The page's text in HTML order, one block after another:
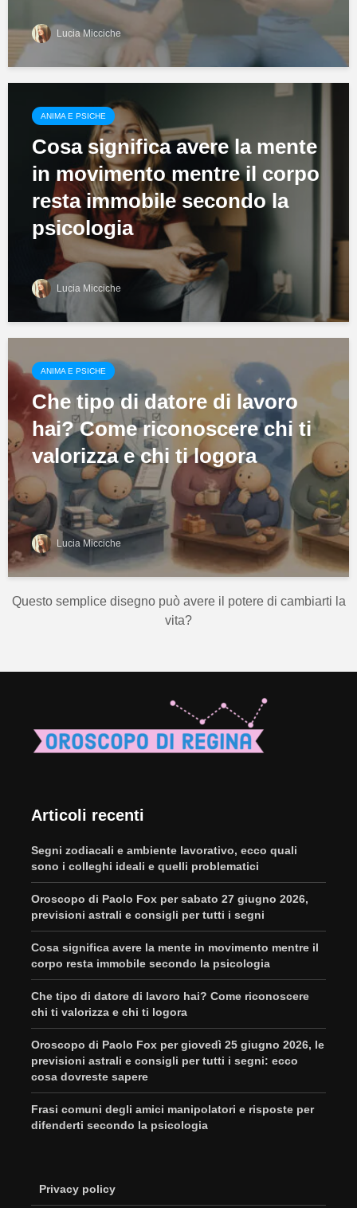
Lucia Micciche
ANIMA E PSICHE
Cosa significa avere la mente
in movimento mentre il corpo
resta immobile secondo la
psicologia
Lucia Micciche
ANIMA E PSICHE
Che tipo di datore di lavoro
hai? Come riconoscere chi ti
valorizza e chi ti logora
Lucia Micciche
Questo semplice disegno può avere il potere di cambiarti la
vita?
Articoli recenti
Segni zodiacali e ambiente lavorativo, ecco quali
sono i colleghi ideali e quelli problematici
Oroscopo di Paolo Fox per sabato 27 giugno 2026,
previsioni astrali e consigli per tutti i segni
Cosa significa avere la mente in movimento mentre il
corpo resta immobile secondo la psicologia
Che tipo di datore di lavoro hai? Come riconoscere
chi ti valorizza e chi ti logora
Oroscopo di Paolo Fox per giovedì 25 giugno 2026, le
previsioni astrali e consigli per tutti i segni: ecco
cosa dovreste sapere
Frasi comuni degli amici manipolatori e risposte per
difenderti secondo la psicologia
Privacy policy